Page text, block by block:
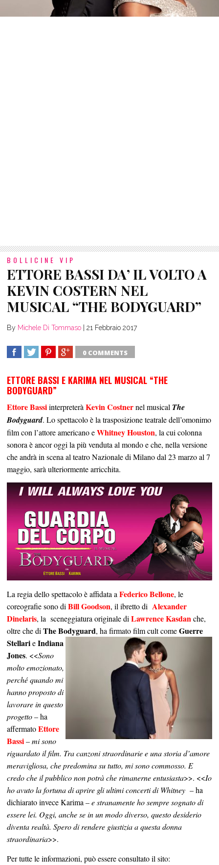
BOLLICINE VIP
ETTORE BASSI DA’ IL VOLTO A
KEVIN COSTERN NEL
MUSICAL “THE BODYGUARD”
By Michele Di Tommaso 21 Febbraio 2017
0 COMMENTS
ETTORE BASSI E KARIMA NEL MUSICAL “THE
BODYGUARD”
Ettore BassiinterpreteràKevin Costnernel musical The
Bodyguard. Lo spettacolo è la trasposizione teatrale dell’omonimo
film con l’attore americano eWhitney Houston, la cui colonna
sonora è ancor oggi la più venduta al mondo e che, nella versione
che andrà in scena al teatro Nazionale di Milano dal 23 marzo al 7
maggio, sarà ulteriormente arricchita.
La regia dello spettacolo è affidata aFederico Bellone, le
coreografie sono diBill Goodson, il ibretto di Alexander
Dinelaris, la sceneggiatura originale diLawrence Kasdanche,
oltre che diThe Bodyguard, hafirmato film cult comeGuerre
StellarieIndiana
Jones. <<Sono
molto emozionato,
perché quando mi
hanno proposto di
lavorare in questo
progetto– ha
affermatoEttore
Bassi–mi sono
riguardato il film. Tra canzoni straordinarie e una storia d’amore
meravigliosa, che predomina su tutto, mi sono commosso. E
credo che il pubblico non potrà che rimanerne entusiasta>>. <<Io
ho avuto la fortuna di aprire gli ultimi concerti di Whitney – ha
dichiarato invece Karima –e stranamente ho sempre sognato di
essere lei. Oggi, anche se in un modo diverso, questo desiderio
diventa realtà. Spero di rendere giustizia a questa donna
straordinaria>>.
Per tutte le informazioni, può essere consultato il sito: